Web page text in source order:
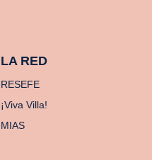
LA RED
RESEFE
¡Viva Villa!
MIAS